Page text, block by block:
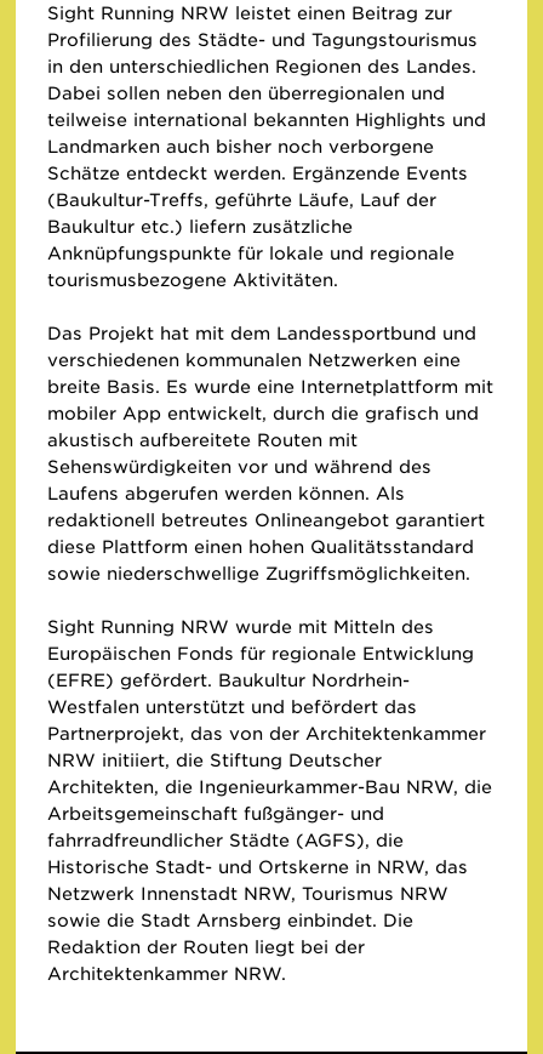
Sight Running NRW leistet einen Beitrag zur
Profilierung des Städte- und Tagungstourismus
in den unterschiedlichen Regionen des Landes.
Dabei sollen neben den überregionalen und
teilweise international bekannten Highlights und
Landmarken auch bisher noch verborgene
Schätze entdeckt werden. Ergänzende Events
(Baukultur-Treffs, geführte Läufe, Lauf der
Baukultur etc.) liefern zusätzliche
Anknüpfungspunkte für lokale und regionale
tourismusbezogene Aktivitäten.
Das Projekt hat mit dem Landessportbund und
verschiedenen kommunalen Netzwerken eine
breite Basis. Es wurde eine Internetplattform mit
mobiler App entwickelt, durch die grafisch und
akustisch aufbereitete Routen mit
Sehenswürdigkeiten vor und während des
Laufens abgerufen werden können. Als
redaktionell betreutes Onlineangebot garantiert
diese Plattform einen hohen Qualitätsstandard
sowie niederschwellige Zugriffsmöglichkeiten.
Sight Running NRW wurde mit Mitteln des
Europäischen Fonds für regionale Entwicklung
(EFRE) gefördert. Baukultur Nordrhein-
Westfalen unterstützt und befördert das
Partnerprojekt, das von der Architektenkammer
NRW initiiert, die Stiftung Deutscher
Architekten, die Ingenieurkammer-Bau NRW, die
Arbeitsgemeinschaft fußgänger- und
fahrradfreundlicher Städte (AGFS), die
Historische Stadt- und Ortskerne in NRW, das
Netzwerk Innenstadt NRW, Tourismus NRW
sowie die Stadt Arnsberg einbindet. Die
Redaktion der Routen liegt bei der
Architektenkammer NRW.